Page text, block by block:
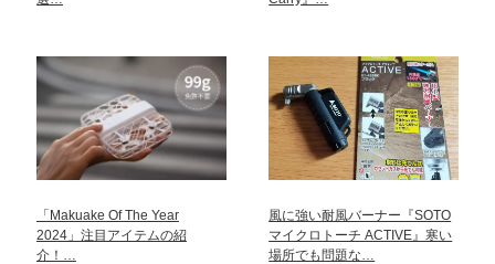
「Makuake Of The Year
2024」注目アイテムの紹
介！…
風に強い耐風バーナー『SOTO
マイクロトーチ ACTIVE』寒い
場所でも問題な…